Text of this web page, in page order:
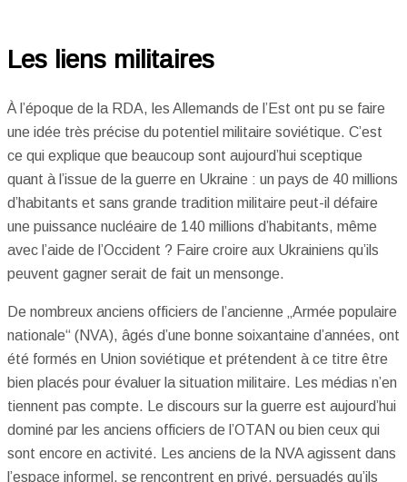
Les liens militaires
À l’époque de la RDA, les Allemands de l’Est ont pu se faire
une idée très précise du potentiel militaire soviétique. C’est
ce qui explique que beaucoup sont aujourd’hui sceptique
quant à l’issue de la guerre en Ukraine : un pays de 40 millions
d’habitants et sans grande tradition militaire peut-il défaire
une puissance nucléaire de 140 millions d’habitants, même
avec l’aide de l’Occident ? Faire croire aux Ukrainiens qu’ils
peuvent gagner serait de fait un mensonge.
De nombreux anciens officiers de l’ancienne „Armée populaire
nationale“ (NVA), âgés d’une bonne soixantaine d’années, ont
été formés en Union soviétique et prétendent à ce titre être
bien placés pour évaluer la situation militaire. Les médias n’en
tiennent pas compte. Le discours sur la guerre est aujourd’hui
dominé par les anciens officiers de l’OTAN ou bien ceux qui
sont encore en activité. Les anciens de la NVA agissent dans
l’espace informel, se rencontrent en privé, persuadés qu’ils